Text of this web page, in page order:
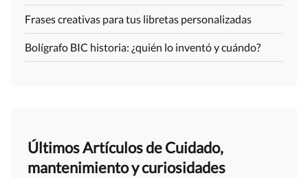
Frases creativas para tus libretas personalizadas
Bolígrafo BIC historia: ¿quién lo inventó y cuándo?
Últimos Artículos de Cuidado,
mantenimiento y curiosidades